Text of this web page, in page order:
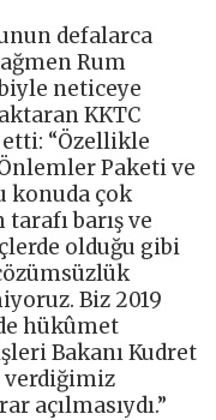
defalarca
Rum
neticeye
KKTC
etti: “Özellikle
Paketi ve
konuda çok
barış ve
olduğu gibi
Biz 2019
hükûmet
Bakanı Kudret
verdiğimiz
açılmasıydı.”